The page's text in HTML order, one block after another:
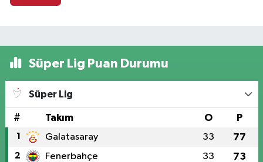
Süper Lig Puan Durumu
Süper Lig
# Takım O P
1 Galatasaray 33 77
2 Fenerbahçe 33 73